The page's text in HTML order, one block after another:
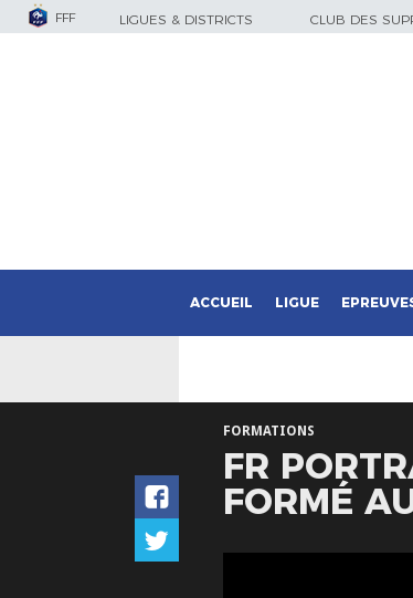
FFF LIGUES & DISTRICTS CLUB DES
ACCUEIL LIGUE
FORMATIONS
FR
FORMÉ